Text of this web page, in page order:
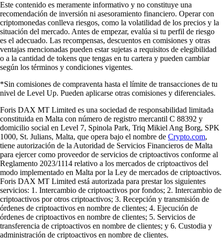
Este contenido es meramente informativo y no constituye una
recomendación de inversión ni asesoramiento financiero. Operar con
criptomonedas conlleva riesgos, como la volatilidad de los precios y la
situación del mercado. Antes de empezar, evalúa si tu perfil de riesgo
es el adecuado. Las recompensas, descuentos en comisiones y otras
ventajas mencionadas pueden estar sujetas a requisitos de elegibilidad
o a la cantidad de tokens que tengas en tu cartera y pueden cambiar
según los términos y condiciones vigentes.
*Sin comisiones de compraventa hasta el límite de transacciones de tu
nivel de Level Up. Pueden aplicarse otras comisiones y diferenciales.
Foris DAX MT Limited es una sociedad de responsabilidad limitada
constituida en Malta con número de registro mercantil C 88392 y
domicilio social en Level 7, Spinola Park, Triq Mikiel Ang Borg, SPK
1000, St. Julians, Malta, que opera bajo el nombre de Crypto.com,
tiene autorización de la Autoridad de Servicios Financieros de Malta
para ejercer como proveedor de servicios de criptoactivos conforme al
Reglamento 2023/1114 relativo a los mercados de criptoactivos del
modo implementado en Malta por la Ley de mercados de criptoactivos.
Foris DAX MT Limited está autorizada para prestar los siguientes
servicios: 1. Intercambio de criptoactivos por fondos; 2. Intercambio de
criptoactivos por otros criptoactivos; 3. Recepción y transmisión de
órdenes de criptoactivos en nombre de clientes; 4. Ejecución de
órdenes de criptoactivos en nombre de clientes; 5. Servicios de
transferencia de criptoactivos en nombre de clientes; y 6. Custodia y
administración de criptoactivos en nombre de clientes.